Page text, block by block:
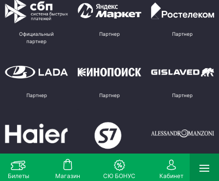
Билеты Магазин СЮ БОНУС Кабинет
Официальный
партнер
Партнер Партнер
Партнер Партнер Партнер